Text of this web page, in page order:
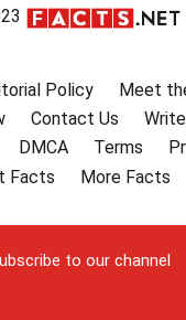
Policy
Meet
Contact Us
DMCA Terms
Facts
More Facts
to our channel